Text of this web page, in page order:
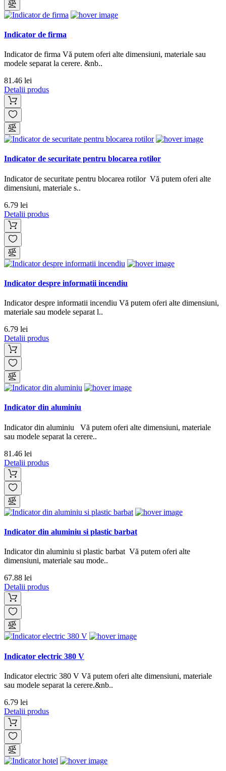
Indicator de firma
Indicator de firma Vă putem oferi alte dimensiuni, materiale sau
modele separat la cerere. &nb..
81.46 lei
Detalii produs
Indicator de securitate pentru blocarea rotilor
Indicator de securitate pentru blocarea rotilor Vă putem oferi alte
dimensiuni, materiale s..
6.79 lei
Detalii produs
Indicator despre informatii incendiu
Indicator despre informatii incendiu Vă putem oferi alte dimensiuni,
materiale sau modele separat l..
6.79 lei
Detalii produs
Indicator din aluminiu
Indicator din aluminiu Vă putem oferi alte dimensiuni, materiale
sau modele separat la cerere..
81.46 lei
Detalii produs
Indicator din aluminiu si plastic barbat
Indicator din aluminiu si plastic barbat Vă putem oferi alte
dimensiuni, materiale sau mode..
67.88 lei
Detalii produs
Indicator electric 380 V
Indicator electric 380 V Vă putem oferi alte dimensiuni, materiale
sau modele separat la cerere.&nb..
6.79 lei
Detalii produs